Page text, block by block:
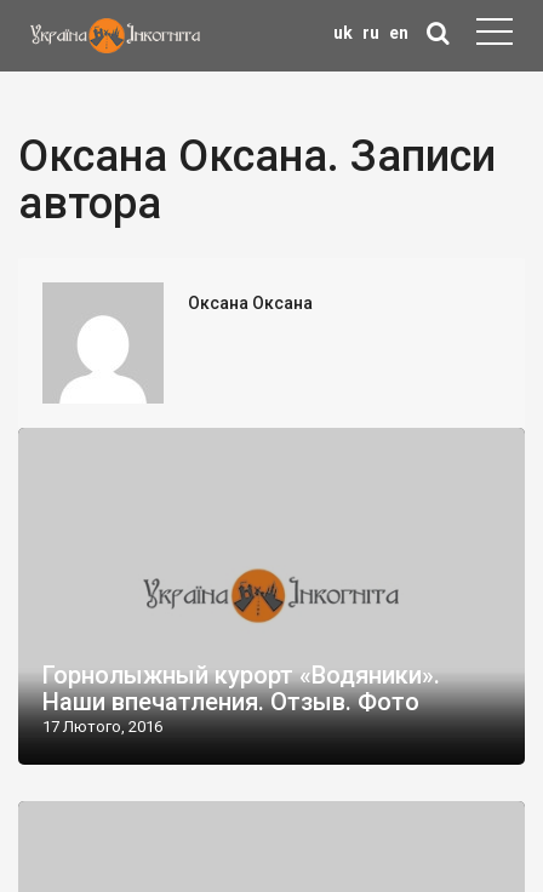
uk ru en
Оксана Оксана. Записи
автора
Оксана Оксана
Горнолыжный курорт «Водяники».
Наши впечатления. Отзыв. Фото
17 Лютого, 2016